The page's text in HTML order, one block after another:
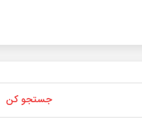
جستجو کن